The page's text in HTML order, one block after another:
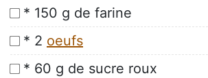
* 150 g de farine
* 2 oeufs
* 60 g de sucre roux